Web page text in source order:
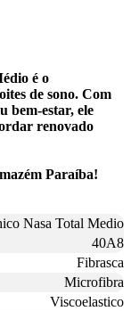
é o
de sono. Com
bem-estar, ele
renovado
Paraíba!
Nasa Total Medio
40A8
Fibrasca
Microfibra
Viscoelastico